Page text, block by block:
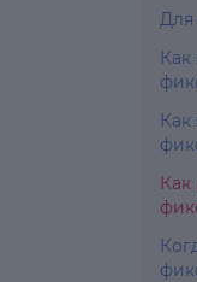
Для
Как
Как